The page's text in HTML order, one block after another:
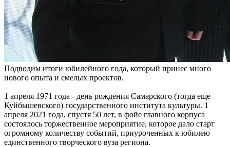
Подводим итоги юбилейного года, который принес много
нового опыта и смелых проектов.
1 апреля 1971 года - день рождения Самарского (тогда еще
Куйбышевского) государственного института культуры. 1
апреля 2021 года, спустя 50 лет, в фойе главного корпуса
состоялось торжественное мероприятие, которое дало старт
огромному количеству событий, приуроченных к юбилею
единственного творческого вуза региона.